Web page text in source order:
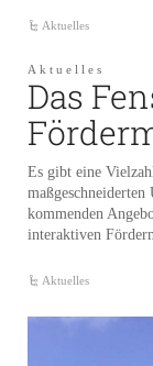
Aktuelles
Aktuelles
Das
Es gibt eine
kommenden
interaktiven
Aktuelles